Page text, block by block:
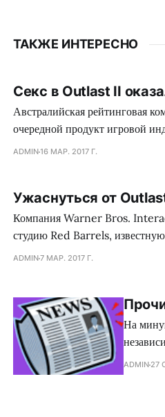
ТАКЖЕ ИНТЕРЕСНО
Секс в Outlast II
Австралийская рейтинговая
очередной продукт игровой
лица Outlas II, где члены
ADMIN16 МАР. 2017 Г.
Ужаснуться от
Компания Warner Bros.
студию Red Barrels,
проект индии-разработчиков,
ADMIN7 МАР. 2017 Г.
На
для
ADMIN 27